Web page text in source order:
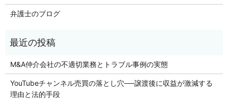
弁護士のブログ
M&A仲介会社の不適切業務とトラブル事例の実態
YouTubeチャンネル売買の落とし穴──譲渡後に収益が激減する
理由と法的手段